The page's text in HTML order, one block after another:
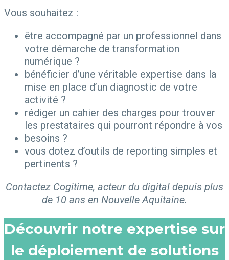
Vous souhaitez :
être accompagné par un professionnel dans
votre démarche de transformation
numérique ?
bénéficier d’une véritable expertise dans la
mise en place d’un diagnostic de votre
activité ?
rédiger un cahier des charges pour trouver
les prestataires qui pourront répondre à vos
besoins ?
vous dotez d’outils de reporting simples et
pertinents ?
Contactez Cogitime, acteur du digital depuis plus
de 10 ans en Nouvelle Aquitaine.
Découvrir notre expertise sur
le déploiement de solutions